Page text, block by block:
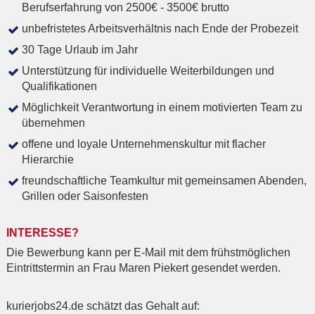
Berufserfahrung von 2500€ - 3500€ brutto
unbefristetes Arbeitsverhältnis nach Ende der Probezeit
30 Tage Urlaub im Jahr
Unterstützung für individuelle Weiterbildungen und
Qualifikationen
Möglichkeit Verantwortung in einem motivierten Team zu
übernehmen
offene und loyale Unternehmenskultur mit flacher
Hierarchie
freundschaftliche Teamkultur mit gemeinsamen Abenden,
Grillen oder Saisonfesten
INTERESSE?
Die Bewerbung kann per E-Mail mit dem frühstmöglichen
Eintrittstermin an Frau Maren Piekert gesendet werden.
kurierjobs24.de schätzt das Gehalt auf: